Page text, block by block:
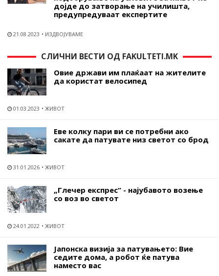
дојде до затворање на училишта,
предупредуваат експертите
21.08.2023 ИЗДВОЈУВАМЕ
СЛИЧНИ ВЕСТИ ОД FAKULTETI.MK
Овие држави им плаќаат на жителите
да користат велосипед
01.03.2023 ЖИВОТ
Еве колку пари ви се потребни ако
сакате да патувате низ светот со брод
31.01.2026 ЖИВОТ
„Глечер експрес“ - најубавото возење
со воз во светот
24.01.2022 ЖИВОТ
Јапонска визија за патувањето: Вие
седите дома, а робот ќе патува
наместо вас